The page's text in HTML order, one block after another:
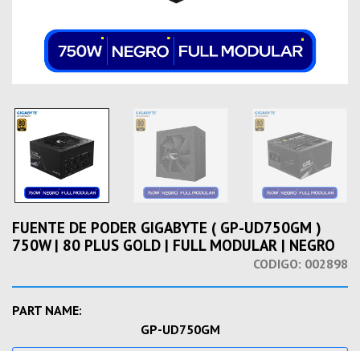
FUENTE DE PODER GIGABYTE ( GP-UD750GM )
750W | 80 PLUS GOLD | FULL MODULAR | NEGRO
CODIGO: 002898
PART NAME:
GP-UD750GM